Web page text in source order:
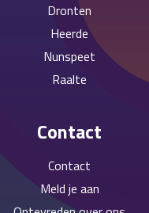
Dronten
Heerde
Nunspeet
Raalte
Contact
Contact
Meld je aan